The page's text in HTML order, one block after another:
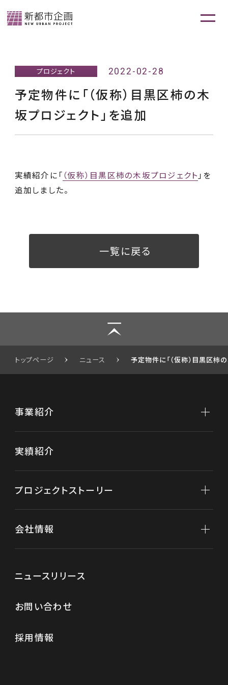
プロジェクト 2022-02-28
予定物件に「（仮称）目黒区柿の木
坂プロジェクト」を追加
実績紹介に「 （仮称）目黒区柿の木坂プロジェクト 」を
追加しました。
一覧に戻る
トップページ ニュース 予定物件に「（仮称）目黒区柿
事業紹介
不動産再生
不動産保有
実績紹介
プロジェクトストーリー
「クラッシィハウス京都御苑ザ・テラス」
会社情報
代表メッセージ
役員紹介
経営理念
ニュースリリース
お問い合わせ
採用情報